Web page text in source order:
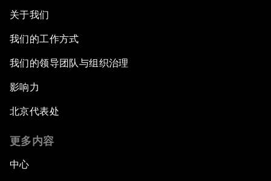
关于我们
我们的工作方式
我们的领导团队与组织治理
影响力
北京代表处
更多内容
中心